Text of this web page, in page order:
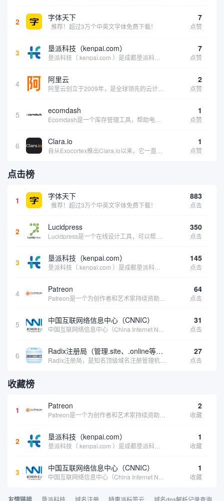
2 字体天下
推荐！超过3万个中英文字体免费下载！
7
点赞
3 垦派科技（kenpai.com） 7
点赞
4 阿里云 2
点赞
5 ecomdash 1
点赞
6 Clara.io 1
点赞
点击榜
1 字体天下
推荐！超过3万个中英文字体免费下载！
883
点击
2 Lucidpress 350
点击
3 垦派科技（kenpai.com） 145
点击
4 Patreon 64
点击
5 中国互联网络信息中心（CNNIC） 31
点击
6 Radix注册局（管理.site、.online等顶级域名） 27
点击
收藏榜
1 Patreon 2
收藏
2 垦派科技（kenpai.com） 1
收藏
3 中国互联网络信息中心（CNNIC） 1
收藏
垦派科技 域名注册 特惠派标签云 域名dns解析记录查询